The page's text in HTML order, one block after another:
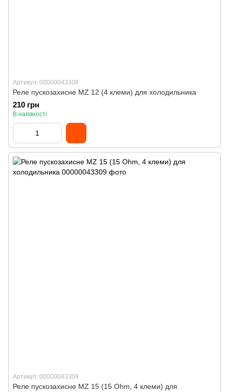
Артикул: 00000043308
Реле пускозахисне MZ 12 (4 клеми) для холодильника
210 грн
В наявності
Артикул: 00000043309
Реле пускозахисне MZ 15 (15 Ohm, 4 клеми) для